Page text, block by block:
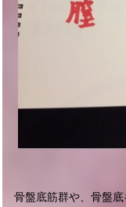
骨盤底筋群や、骨盤